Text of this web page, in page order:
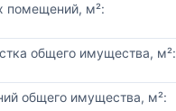
помещений, м²:
общего имущества, м²:
общего имущества, м²: